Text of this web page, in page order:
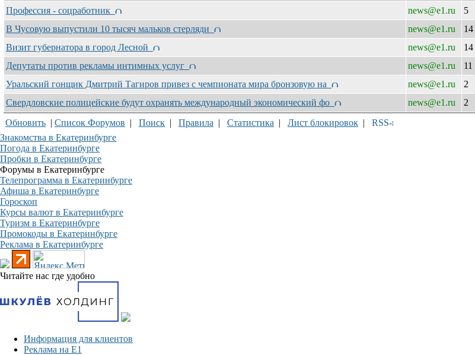
Профессия - соцработник
news@e1.ru 5
В Чусовую выпустили 10 тысяч мальков стерляди
news@e1.ru 14
Визит губернатора в город Лесной
news@e1.ru 14
Депутаты против рекламы интимных услуг
news@e1.ru 11
Уральский гонщик Дмитрий Тагиров привез с чемпионата мира бронзовую на
news@e1.ru 2
Свердловские полицейские будут охранять международный экономический фо
news@e1.ru 2
Обновить | Список Форумов | Поиск | Правила | Статистика | Лист блокировок |
Знакомства в Екатеринбурге
Погода в Екатеринбурге
Пробки в Екатеринбурге
Форумы в Екатеринбурге
Телепрограмма в Екатеринбурге
Афиша в Екатеринбурге
Гороскоп
Курсы валют в Екатеринбурге
Туризм в Екатеринбурге
Промокоды в Екатеринбурге
Реклама в Екатеринбурге
Читайте нас где удобно
Информация для клиентов
Реклама на Е1